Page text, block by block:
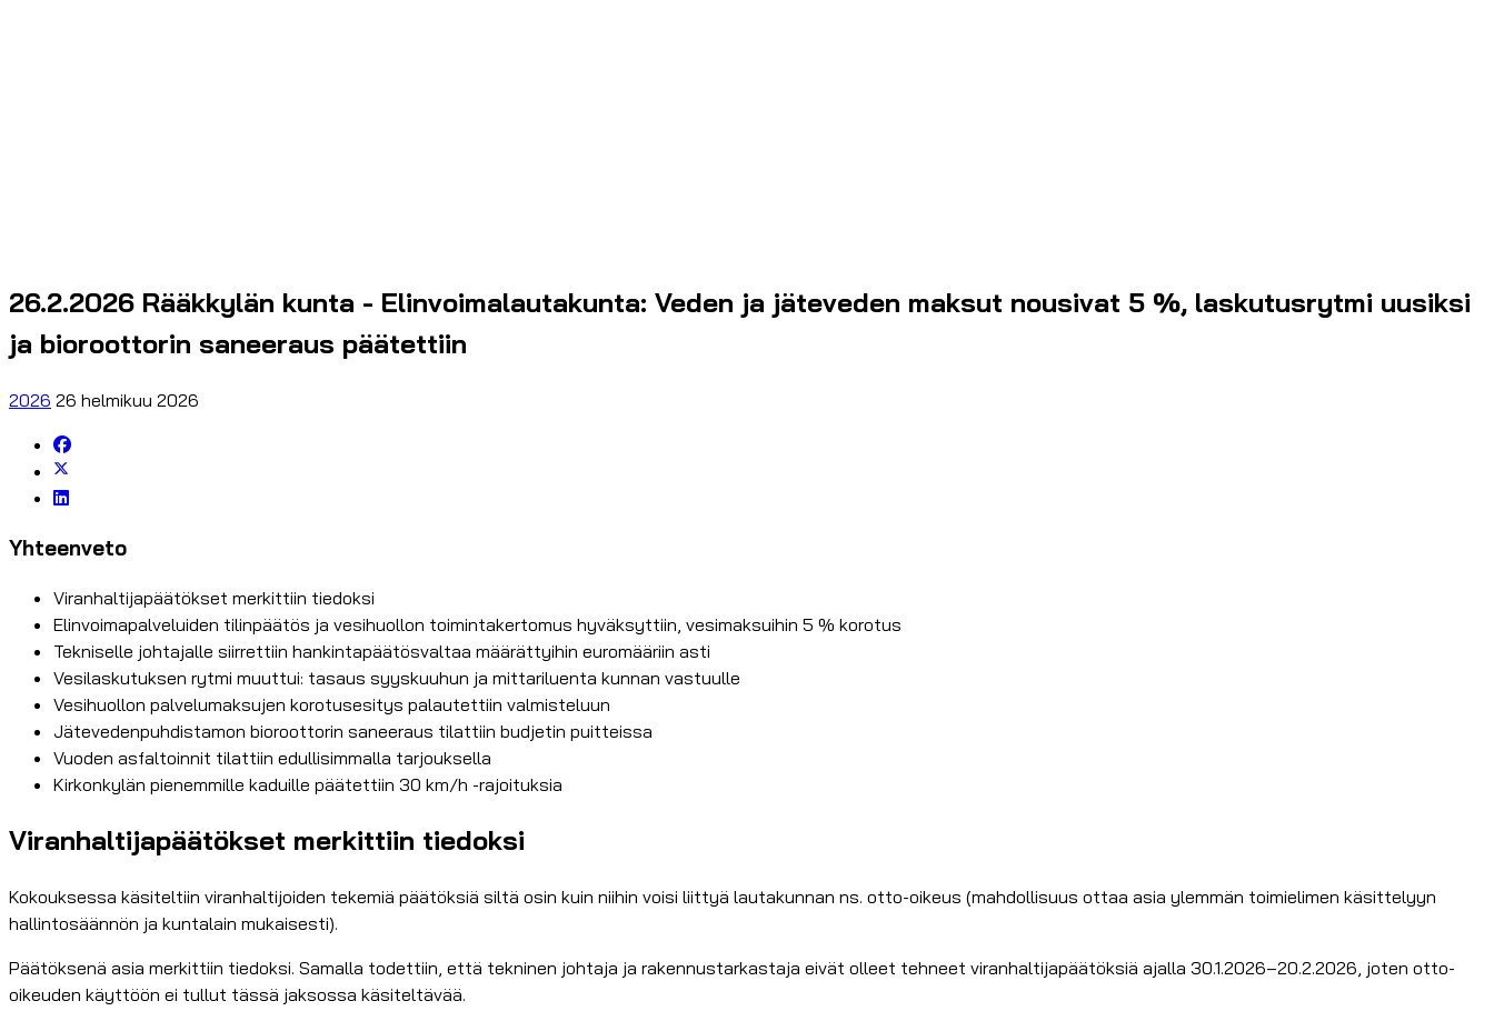
26.2.2026 Rääkkylän kunta - Elinvoimalautakunta: Veden ja jäteveden maksut nousivat 5 %, laskutusrytmi uusiksi
ja bioroottorin saneeraus päätettiin
2026 26 helmikuu 2026
Yhteenveto
Viranhaltijapäätökset merkittiin tiedoksi
Elinvoimapalveluiden tilinpäätös ja vesihuollon toimintakertomus hyväksyttiin, vesimaksuihin 5 % korotus
Tekniselle johtajalle siirrettiin hankintapäätösvaltaa määrättyihin euromääriin asti
Vesilaskutuksen rytmi muuttui: tasaus syyskuuhun ja mittariluenta kunnan vastuulle
Vesihuollon palvelumaksujen korotusesitys palautettiin valmisteluun
Jätevedenpuhdistamon bioroottorin saneeraus tilattiin budjetin puitteissa
Vuoden asfaltoinnit tilattiin edullisimmalla tarjouksella
Kirkonkylän pienemmille kaduille päätettiin 30 km/h -rajoituksia
Viranhaltijapäätökset merkittiin tiedoksi
Kokouksessa käsiteltiin viranhaltijoiden tekemiä päätöksiä siltä osin kuin niihin voisi liittyä lautakunnan ns. otto-oikeus (mahdollisuus ottaa asia ylemmän toimielimen käsittelyyn
hallintosäännön ja kuntalain mukaisesti).
Päätöksenä asia merkittiin tiedoksi. Samalla todettiin, että tekninen johtaja ja rakennustarkastaja eivät olleet tehneet viranhaltijapäätöksiä ajalla 30.1.2026–20.2.2026, joten otto-
oikeuden käyttöön ei tullut tässä jaksossa käsiteltävää.